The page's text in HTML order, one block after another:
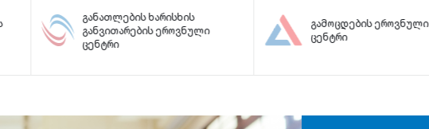
განათლების ხარისხის
განვითარების ეროვნული
ცენტრი
გამოცდების ეროვნული
ცენტრი